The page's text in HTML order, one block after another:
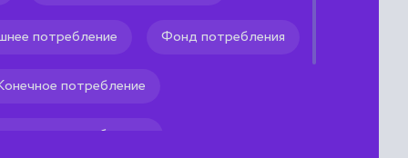
потребление Фонд потребления
потребление
к потреблению